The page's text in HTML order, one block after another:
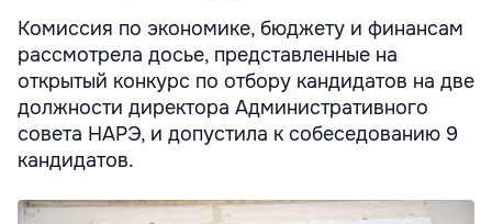
Комиссия по экономике, бюджету и финансам
рассмотрела досье, представленные на
открытый конкурс по отбору кандидатов на две
должности директора Административного
совета НАРЭ, и допустила к собеседованию 9
кандидатов.